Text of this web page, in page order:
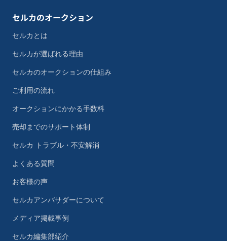
セルカのオークション
セルカとは
セルカが選ばれる理由
セルカのオークションの仕組み
ご利用の流れ
オークションにかかる手数料
売却までのサポート体制
セルカ トラブル・不安解消
よくある質問
お客様の声
セルカアンバサダーについて
メディア掲載事例
セルカ編集部紹介